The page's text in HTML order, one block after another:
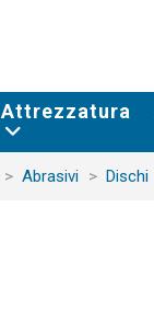
Attrezzatura
Abrasivi Dischi